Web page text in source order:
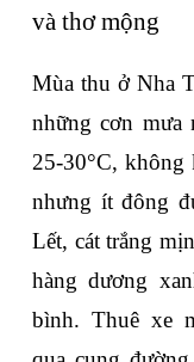
và thơ mộng
Mùa thu ở Nha
những cơn mưa
25-30°C,
nhưng ít đông
Lết, cát trắng
hàng dương
bình. Thuê xe